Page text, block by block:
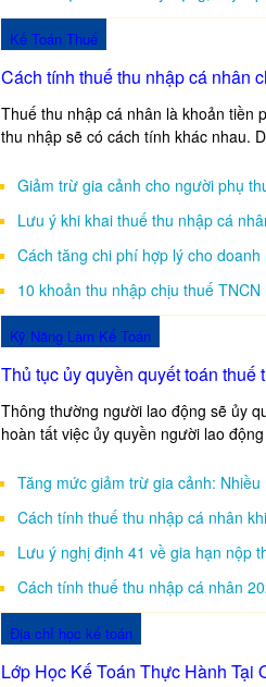
Kế Toán Thuế
Cách tính thuế thu nhập cá nhân
Thuế thu nhập cá nhân là khoản tiền
thu nhập sẽ có cách tính khác nhau.
Giảm trừ gia cảnh cho người phụ
Lưu ý khi khai thuế thu nhập cá
Cách tăng chi phí hợp lý cho
10 khoản thu nhập chịu thuế
Kỹ Năng Làm Kế Toán
Thủ tục ủy quyền quyết toán thuế
Thông thường người lao động sẽ ủy
hoàn tất việc ủy quyền người lao
Tăng mức giảm trừ gia cảnh:
Cách tính thuế thu nhập cá nhân
Lưu ý nghị định 41 về gia hạn nộp
Cách tính thuế thu nhập cá nhân
Địa chỉ học kế toán
Lớp Học Kế Toán Thực Hành